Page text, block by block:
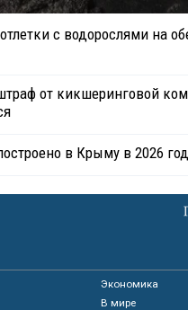
с водорослями на
от кикшеринговой
в Крыму в 2026
Экономика
В мире